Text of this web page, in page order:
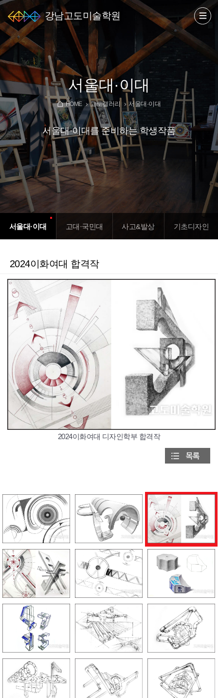
강남고도미술학원
서울대·이대
HOME 고도갤러리 서울대·이대
서울대·이대를 준비하는 학생작품
서울대·이대 고대·국민대 사고&발상 기초디자인
2024이화여대 합격작
2024이화여대 디자인학부 합격작